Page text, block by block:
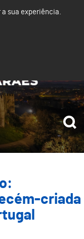
sua experiência.
criada